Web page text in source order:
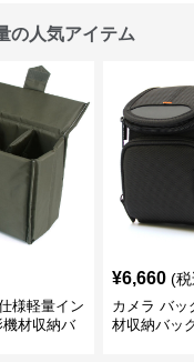
の人気アイテム
様軽量イン
材収納バ
¥6,660 (
カメラ バッ
材収納バッ